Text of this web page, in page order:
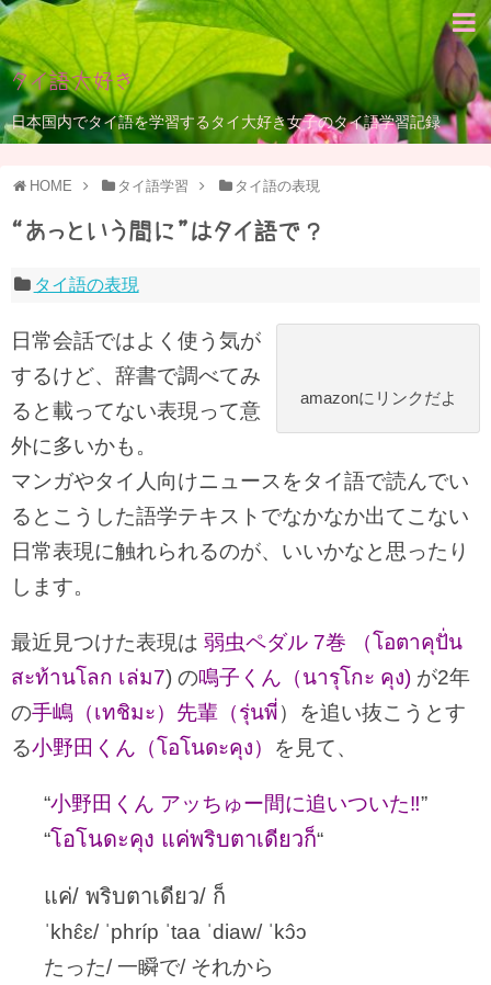
タイ語大好き
日本国内でタイ語を学習するタイ大好き女子のタイ語学習記録
HOME タイ語学習 タイ語の表現
“あっという間に”はタイ語で？
タイ語の表現
amazonにリンクだよ
日常会話ではよく使う気が
するけど、辞書で調べてみ
ると載ってない表現って意
外に多いかも。
マンガやタイ人向けニュースをタイ語で読んでい
るとこうした語学テキストでなかなか出てこない
日常表現に触れられるのが、いいかなと思ったり
します。
最近見つけた表現は 弱虫ペダル 7巻 （โอตาคุปั่น
สะท้านโลก เล่ม7) の鳴子くん（นารุโกะ คุง) が2年
の手嶋（เทชิมะ）先輩（รุ่นพี่）を追い抜こうとす
る小野田くん（โอโนดะคุง） を見て、
“小野田くん アッちゅー間に追いついた‼︎”
“โอโนดะคุง แค่พริบตาเดียวก็“
แค่/ พริบตาเดียว/ ก็
ˈkhɛ̂ɛ/ ˈphríp ˈtaa ˈdiaw/ ˈkɔ̂ɔ
たった/ 一瞬で/ それから